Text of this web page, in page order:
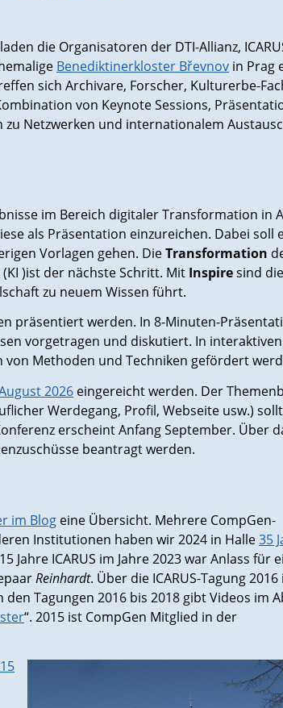
die Organisatoren der DTI-Allianz,
Benediktinerkloster Břevnov in Prag
sich Archivare, Forscher, Kulturerbe-
von Keynote Sessions,
Netzwerken und internationalem
im Bereich digitaler Transformation in
als Präsentation einzureichen. Dabei soll
Vorlagen gehen. DieTransformation
)ist der nächste Schritt. Mit Inspiresind die
zu neuem Wissen führt.
präsentiert werden. In 8-Minuten-
vorgetragen und diskutiert. In interaktiven
Methoden und Techniken gefördert
2026 eingereicht werden. Der
Werdegang, Profil, Webseite usw.)
erscheint Anfang September. Über
beantragt werden.
im Blog eine Übersicht. Mehrere CompGen-
Institutionen haben wir 2024 in Halle35
Jahre ICARUS im Jahre 2023 war Anlass für
Reinhardt. Über die ICARUS-Tagung 2016
den Tagungen 2016 bis 2018 gibt Videos im
“. 2015 ist CompGen Mitglied in der